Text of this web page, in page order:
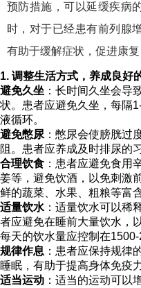
预防措施，可以延缓疾病
时，对于已经患有前列腺
有助于缓解症状，促进康复
1. 调整生活方式，养成良好
避免久坐 ：长时间久坐会导
状。患者应避免久坐，每隔
液循环。
避免憋尿 ：憋尿会使膀胱过
阻。患者应养成及时排尿的
合理饮食 ：患者应避免食用
姜等，避免饮酒，以免刺激
鲜的蔬菜、水果、粗粮等富
适量饮水 ：适量饮水可以稀
者应避免在睡前大量饮水，
每天的饮水量应控制在1500-
规律作息 ：患者应保持规律
睡眠，有助于提高身体免疫
适当运动 ：适当的运动可以